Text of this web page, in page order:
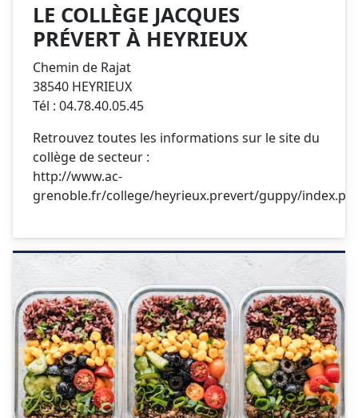
LE COLLÈGE JACQUES
PRÉVERT À HEYRIEUX
Chemin de Rajat
38540 HEYRIEUX
Tél : 04.78.40.05.45
Retrouvez toutes les informations sur le site du
collège de secteur :
http://www.ac-
grenoble.fr/college/heyrieux.prevert/guppy/